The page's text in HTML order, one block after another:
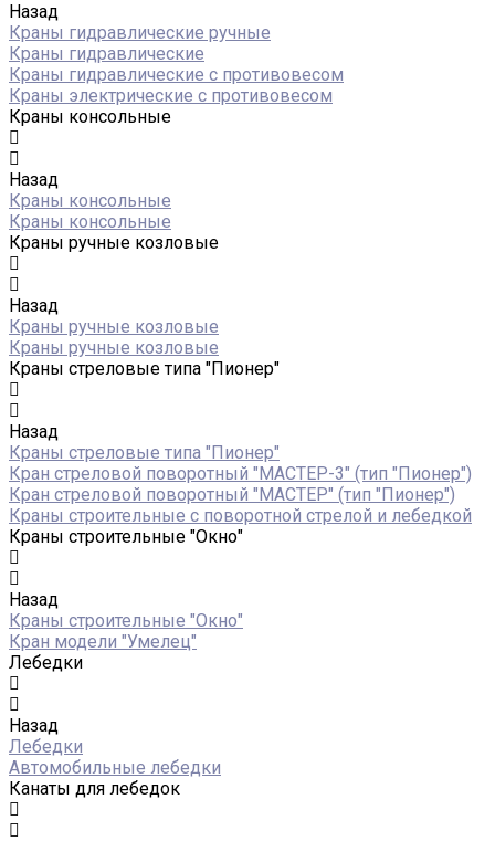
Назад
Краны гидравлические ручные
Краны гидравлические
Краны гидравлические с противовесом
Краны электрические с противовесом
Краны консольные
Назад
Краны консольные
Краны консольные
Краны ручные козловые
Назад
Краны ручные козловые
Краны ручные козловые
Краны стреловые типа "Пионер"
Назад
Краны стреловые типа "Пионер"
Кран стреловой поворотный "МАСТЕР-3" (тип "Пионер")
Кран стреловой поворотный "МАСТЕР" (тип "Пионер")
Краны строительные с поворотной стрелой и лебедкой
Краны строительные "Окно"
Назад
Краны строительные "Окно"
Кран модели "Умелец"
Лебедки
Назад
Лебедки
Автомобильные лебедки
Канаты для лебедок